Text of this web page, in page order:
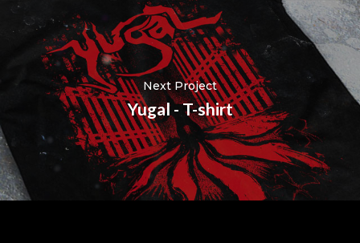
Next Project
Yugal - T-shirt